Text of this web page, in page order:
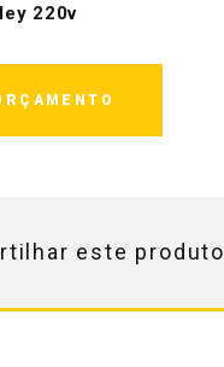
220v
este produto